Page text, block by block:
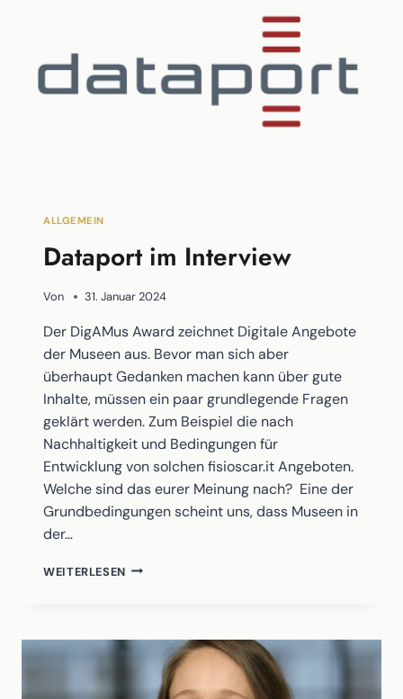
ALLGEMEIN
Dataport im Interview
Von 31. Januar 2024
Der DigAMus Award zeichnet Digitale Angebote
der Museen aus. Bevor man sich aber
überhaupt Gedanken machen kann über gute
Inhalte, müssen ein paar grundlegende Fragen
geklärt werden. Zum Beispiel die nach
Nachhaltigkeit und Bedingungen für
Entwicklung von solchen fisioscar.it Angeboten.
Welche sind das eurer Meinung nach? Eine der
Grundbedingungen scheint uns, dass Museen in
der…
WEITERLESEN DATAPORT